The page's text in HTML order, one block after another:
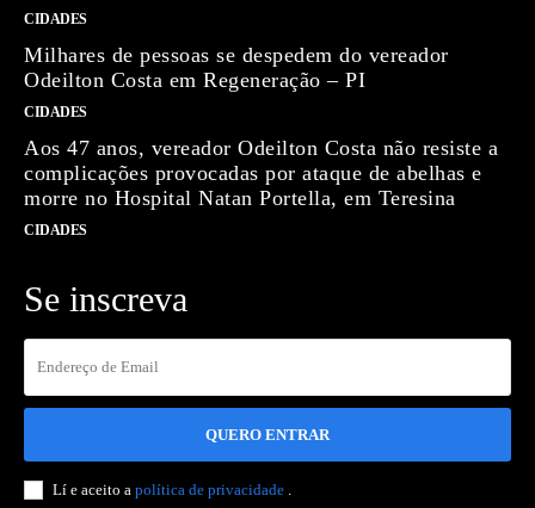
CIDADES
Milhares de pessoas se despedem do vereador
Odeilton Costa em Regeneração – PI
CIDADES
Aos 47 anos, vereador Odeilton Costa não resiste a
complicações provocadas por ataque de abelhas e
morre no Hospital Natan Portella, em Teresina
CIDADES
Se inscreva
QUERO ENTRAR
Lí e aceito a política de privacidade